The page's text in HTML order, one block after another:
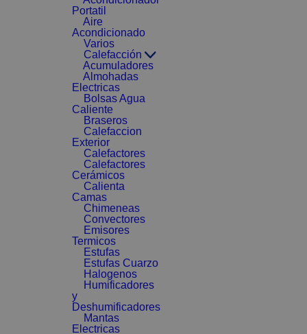
Portatil
Aire
Acondicionado
Varios
Calefacción
Acumuladores
Almohadas
Electricas
Bolsas Agua
Caliente
Braseros
Calefaccion
Exterior
Calefactores
Calefactores
Cerámicos
Calienta
Camas
Chimeneas
Convectores
Emisores
Termicos
Estufas
Estufas Cuarzo
Halogenos
Humificadores
y
Deshumificadores
Mantas
Electricas